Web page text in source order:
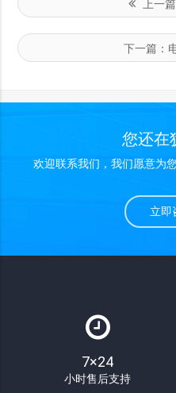
上一篇
下一篇：
您还在
欢迎联系我们，我们愿意为
立即
7×24
小时售后支持